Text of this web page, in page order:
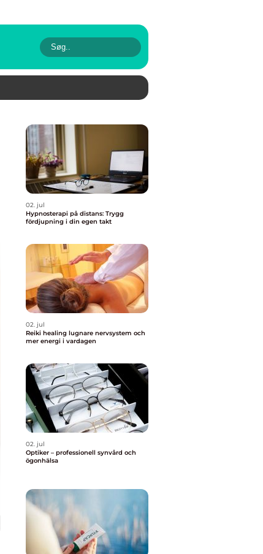
02. jul
Hypnosterapi på distans: Trygg
fördjupning i din egen takt
02. jul
Reiki healing lugnare nervsystem och
mer energi i vardagen
02. jul
Optiker – professionell synvård och
ögonhälsa